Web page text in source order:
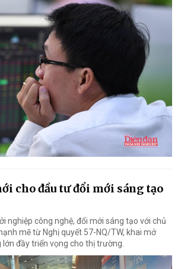
cho đầu tư đổi mới sáng tạo
nghiệp công nghệ, đổi mới sáng tạo với chủ
mẽ từ Nghị quyết 57-NQ/TW, khai mở
đầy triển vọng cho thị trường.